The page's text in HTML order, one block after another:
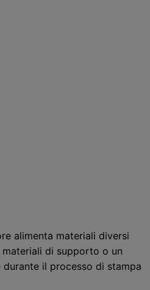
alimenta materiali diversi
di supporto o un
il processo di stampa